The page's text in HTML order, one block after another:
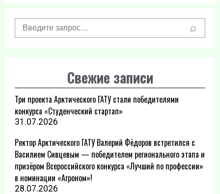
Свежие записи
Три проекта Арктического ГАТУ стали победителями
конкурса «Студенческий стартап»
31.07.2026
Ректор Арктического ГАТУ Валерий Фёдоров встретился с
Василием Сивцевым — победителем регионального этапа и
призёром Всероссийского конкурса «Лучший по профессии»
в номинации «Агроном»!
28.07.2026